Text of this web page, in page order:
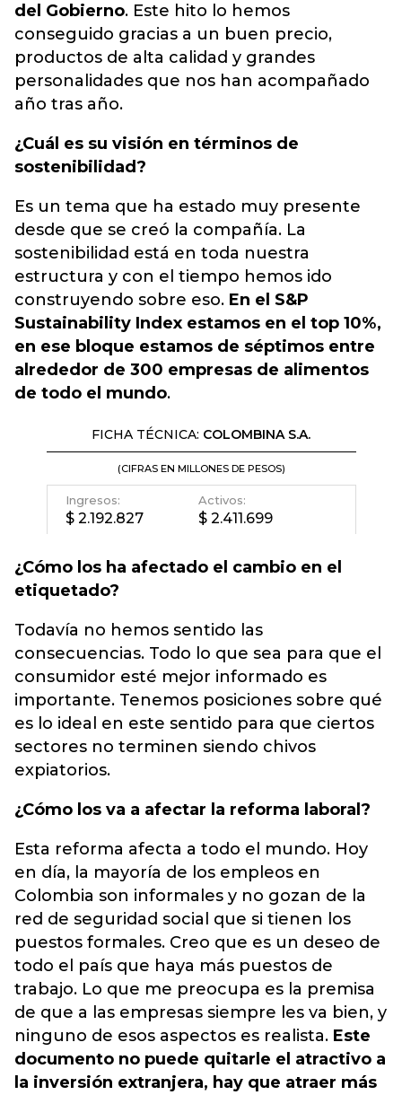
del Gobierno. Este hito lo hemos
conseguido gracias a un buen precio,
productos de alta calidad y grandes
personalidades que nos han acompañado
año tras año.
¿Cuál es su visión en términos de
sostenibilidad?
Es un tema que ha estado muy presente
desde que se creó la compañía. La
sostenibilidad está en toda nuestra
estructura y con el tiempo hemos ido
construyendo sobre eso. En el S&P
Sustainability Index estamos en el top 10%,
en ese bloque estamos de séptimos entre
alrededor de 300 empresas de alimentos
de todo el mundo.
¿Cómo los ha afectado el cambio en el
etiquetado?
Todavía no hemos sentido las
consecuencias. Todo lo que sea para que el
consumidor esté mejor informado es
importante. Tenemos posiciones sobre qué
es lo ideal en este sentido para que ciertos
sectores no terminen siendo chivos
expiatorios.
¿Cómo los va a afectar la reforma laboral?
Esta reforma afecta a todo el mundo. Hoy
en día, la mayoría de los empleos en
Colombia son informales y no gozan de la
red de seguridad social que si tienen los
puestos formales. Creo que es un deseo de
todo el país que haya más puestos de
trabajo. Lo que me preocupa es la premisa
de que a las empresas siempre les va bien, y
ninguno de esos aspectos es realista. Este
documento no puede quitarle el atractivo a
la inversión extranjera, hay que atraer más